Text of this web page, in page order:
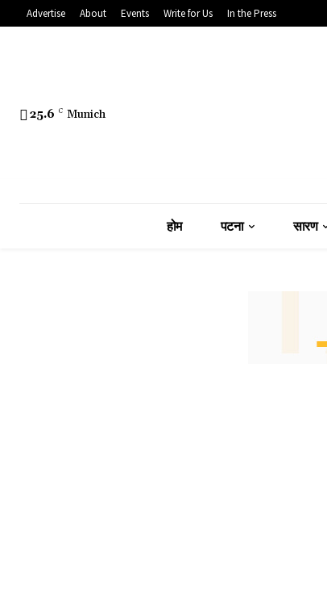
Advertise About Events Write for Us In the Press
25.6 C Munich
होम पटना सारण